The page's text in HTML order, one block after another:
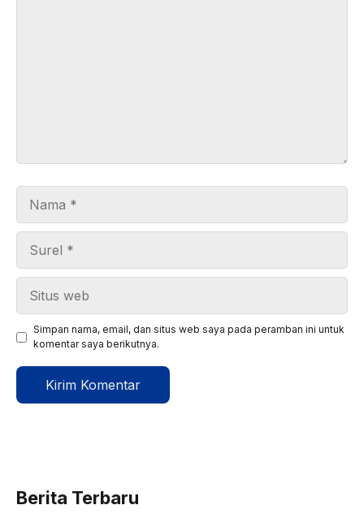
Simpan nama, email, dan situs web saya pada peramban ini untuk
komentar saya berikutnya.
Berita Terbaru